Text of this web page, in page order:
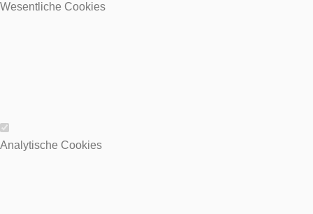
Wesentliche Cookies
Wesentliche Cookies
Analytische Cookies